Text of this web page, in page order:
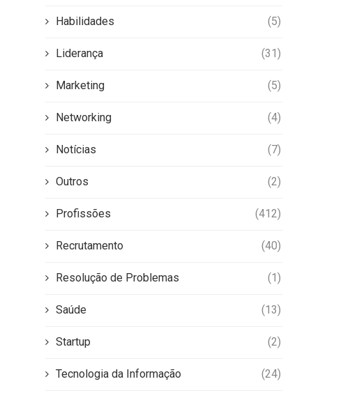
Habilidades (5)
Liderança (31)
Marketing (5)
Networking (4)
Notícias (7)
Outros (2)
Profissões (412)
Recrutamento (40)
Resolução de Problemas (1)
Saúde (13)
Startup (2)
Tecnologia da Informação (24)